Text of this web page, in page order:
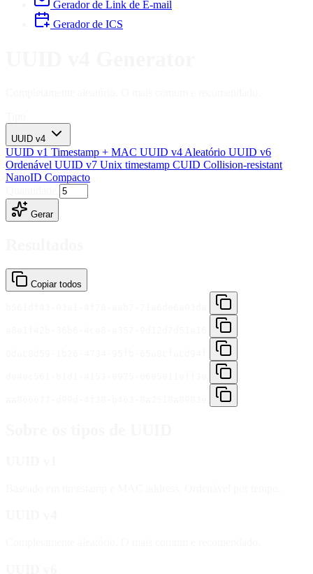
Gerador de Link de E-mail
Gerador de ICS
UUID v4
UUID v1 Timestamp + MAC UUID v4 Aleatório UUID v6
Ordenável UUID v7 Unix timestamp CUID Collision-resistant
NanoID Compacto
Gerar
Copiar todos